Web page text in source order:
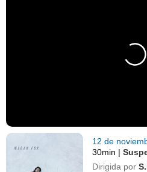
12 de
30min |
Dirigida por